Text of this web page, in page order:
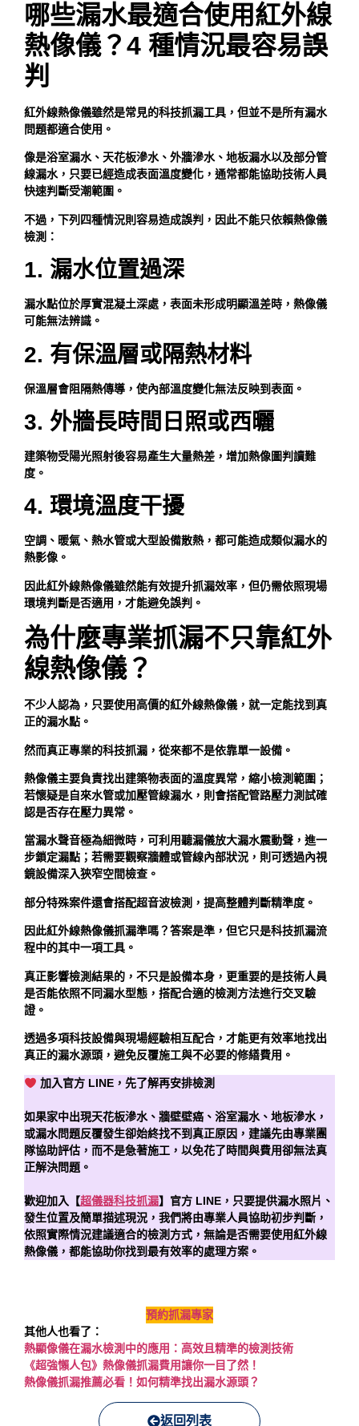
哪些漏水最適合使用紅外線
熱像儀？4 種情況最容易誤
判
紅外線熱像儀雖然是常見的科技抓漏工具，但並不是所有漏水
問題都適合使用。
像是浴室漏水、天花板滲水、外牆滲水、地板漏水以及部分管
線漏水，只要已經造成表面溫度變化，通常都能協助技術人員
快速判斷受潮範圍。
不過，下列四種情況則容易造成誤判，因此不能只依賴熱像儀
檢測：
1. 漏水位置過深
漏水點位於厚實混凝土深處，表面未形成明顯溫差時，熱像儀
可能無法辨識。
2. 有保溫層或隔熱材料
保溫層會阻隔熱傳導，使內部溫度變化無法反映到表面。
3. 外牆長時間日照或西曬
建築物受陽光照射後容易產生大量熱差，增加熱像圖判讀難
度。
4. 環境溫度干擾
空調、暖氣、熱水管或大型設備散熱，都可能造成類似漏水的
熱影像。
因此紅外線熱像儀雖然能有效提升抓漏效率，但仍需依照現場
環境判斷是否適用，才能避免誤判。
為什麼專業抓漏不只靠紅外
線熱像儀？
不少人認為，只要使用高價的紅外線熱像儀，就一定能找到真
正的漏水點。
然而真正專業的科技抓漏，從來都不是依靠單一設備。
熱像儀主要負責找出建築物表面的溫度異常，縮小檢測範圍；
若懷疑是自來水管或加壓管線漏水，則會搭配管路壓力測試確
認是否存在壓力異常。
當漏水聲音極為細微時，可利用聽漏儀放大漏水震動聲，進一
步鎖定漏點；若需要觀察牆體或管線內部狀況，則可透過內視
鏡設備深入狹窄空間檢查。
部分特殊案件還會搭配超音波檢測，提高整體判斷精準度。
因此紅外線熱像儀抓漏準嗎？答案是準，但它只是科技抓漏流
程中的其中一項工具。
真正影響檢測結果的，不只是設備本身，更重要的是技術人員
是否能依照不同漏水型態，搭配合適的檢測方法進行交叉驗
證。
透過多項科技設備與現場經驗相互配合，才能更有效率地找出
真正的漏水源頭，避免反覆施工與不必要的修繕費用。
加入官方 LINE，先了解再安排檢測
如果家中出現天花板滲水、牆壁壁癌、浴室漏水、地板滲水，
或漏水問題反覆發生卻始終找不到真正原因，建議先由專業團
隊協助評估，而不是急著施工，以免花了時間與費用卻無法真
正解決問題。
歡迎加入【超儀器科技抓漏】官方 LINE，只要提供漏水照片、
發生位置及簡單描述現況，我們將由專業人員協助初步判斷，
依照實際情況建議適合的檢測方式，無論是否需要使用紅外線
熱像儀，都能協助你找到最有效率的處理方案。
預約抓漏專家
其他人也看了：
熱顯像儀在漏水檢測中的應用：高效且精準的檢測技術
《超強懶人包》熱像儀抓漏費用讓你一目了然！
熱像儀抓漏推薦必看！如何精準找出漏水源頭？
返回列表